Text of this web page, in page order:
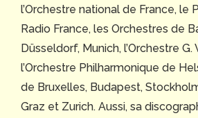
l’Orchestre national de France, le
Radio France, les Orchestres de
Düsseldorf, Munich, l’Orchestre G.
l’Orchestre Philharmonique de
de Bruxelles, Budapest,
Graz et Zurich. Aussi, sa